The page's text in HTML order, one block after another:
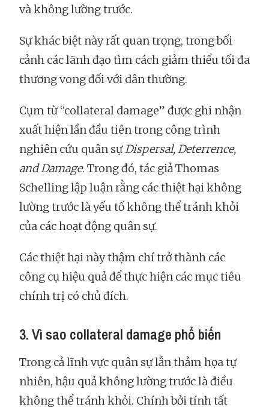
và không lường trước.
Sự khác biệt này rất quan trọng, trong bối
cảnh các lãnh đạo tìm cách giảm thiểu tối đa
thương vong đối với dân thường.
Cụm từ “collateral damage” được ghi nhận
xuất hiện lần đầu tiên trong công trình
nghiên cứu quân sựDispersal, Deterrence,
and Damage. Trong đó, tác giả Thomas
Schelling lập luận rằng các thiệt hại không
lường trước là yếu tố không thể tránh khỏi
của các hoạt động quân sự.
Các thiệt hại này thậm chí trở thành các
công cụ hiệu quả để thực hiện các mục tiêu
chính trị có chủ đích.
3. Vì sao collateral damage phổ biến
Trong cả lĩnh vực quân sự lẫn thảm họa tự
nhiên, hậu quả không lường trước là điều
không thể tránh khỏi. Chính bởi tính tất